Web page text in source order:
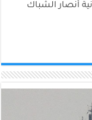
أنصار الشباك